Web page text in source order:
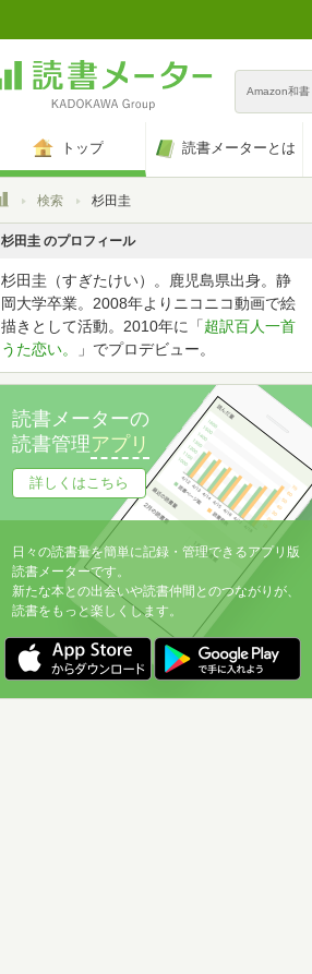
Amazon和書
トップ 読書メーターとは
トップ検索 杉田圭
杉田圭 のプロフィール
杉田圭（すぎたけい）。鹿児島県出身。静
岡大学卒業。2008年よりニコニコ動画で絵
描きとして活動。2010年に「超訳百人一首
うた恋い。
」でプロデビュー。
読書メーターの
読書管理アプリ
詳しくはこちら
日々の読書量を簡単に記録・管理できるアプリ版
読書メーターです。
新たな本との出会いや読書仲間とのつながりが、
読書をもっと楽しくします。